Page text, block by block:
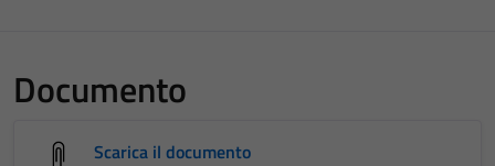
Documento
Scarica il documento